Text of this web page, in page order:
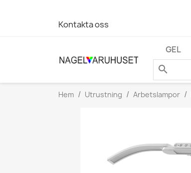
Kontakta oss
GEL
search
Hem Utrustning Arbetslampor